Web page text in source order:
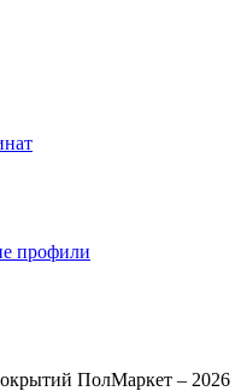
профили
ПолМаркет – 2026